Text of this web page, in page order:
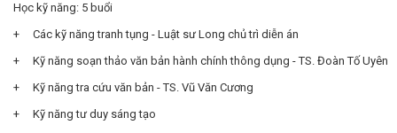
Học kỹ năng: 5 buổi
+ Các kỹ năng tranh tụng - Luật sư Long chủ trì diễn án
+ Kỹ năng soạn thảo văn bản hành chính thông dụng - TS. Đoàn Tố Uyên
+ Kỹ năng tra cứu văn bản - TS. Vũ Văn Cương
+ Kỹ năng tư duy sáng tạo